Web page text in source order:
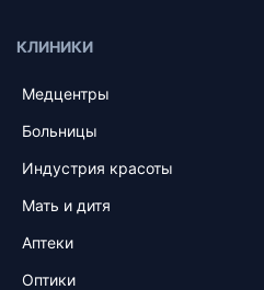
КЛИНИКИ
Медцентры
Больницы
Индустрия красоты
Мать и дитя
Аптеки
Оптики